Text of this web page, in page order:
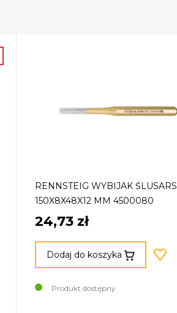
RENNSTEIG WYBIJAK
150X8X48X12 MM 4500080
24,73 zł
Dodaj do koszyka
Produkt dostępny